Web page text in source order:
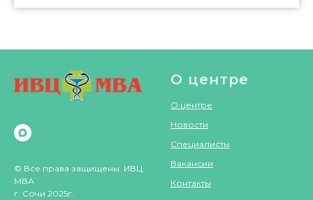
© Все права защищены. ИВЦ
МВА
г. Сочи 2025г.
О центре
О центре
Новости
Специалисты
Вакансии
Контакты